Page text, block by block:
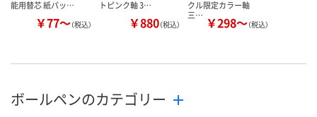
能用替芯 紙パッ…
￥77～（税込）
トピンク軸 3…
￥880（税込）
クル限定カラー軸
三… ￥298～（税込）
ボールペンのカテゴリー